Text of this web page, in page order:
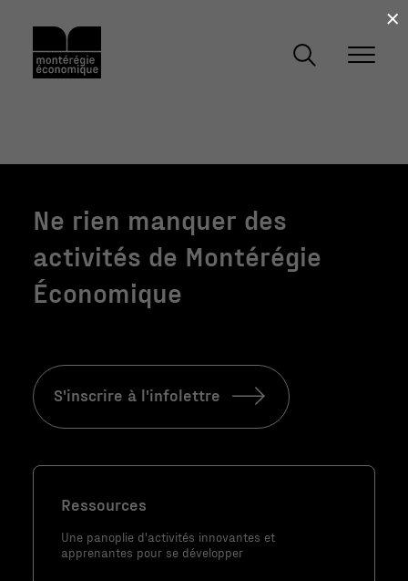
Ne rien manquer des
activités de Montérégie
Économique
S'inscrire à l'infolettre
Ressources
Une panoplie d'activités innovantes et
apprenantes pour se développer
×